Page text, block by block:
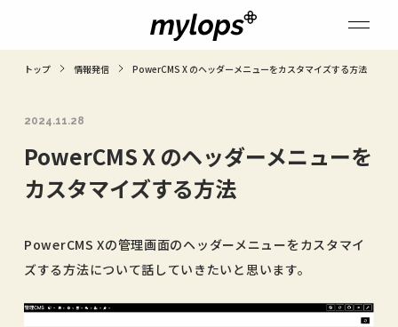
トップ 情報発信 PowerCMS X のヘッダーメニューをカスタマイズする方法
2024.11.28
PowerCMS X のヘッダーメニューを
カスタマイズする方法
PowerCMS Xの管理画面のヘッダーメニューをカスタマイ
ズする方法について話していきたいと思います。